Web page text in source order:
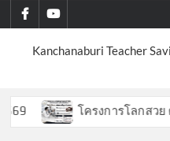
facebookyoutube
Kanchanaburi Teacher
โครงการโลกสวย ตาใส